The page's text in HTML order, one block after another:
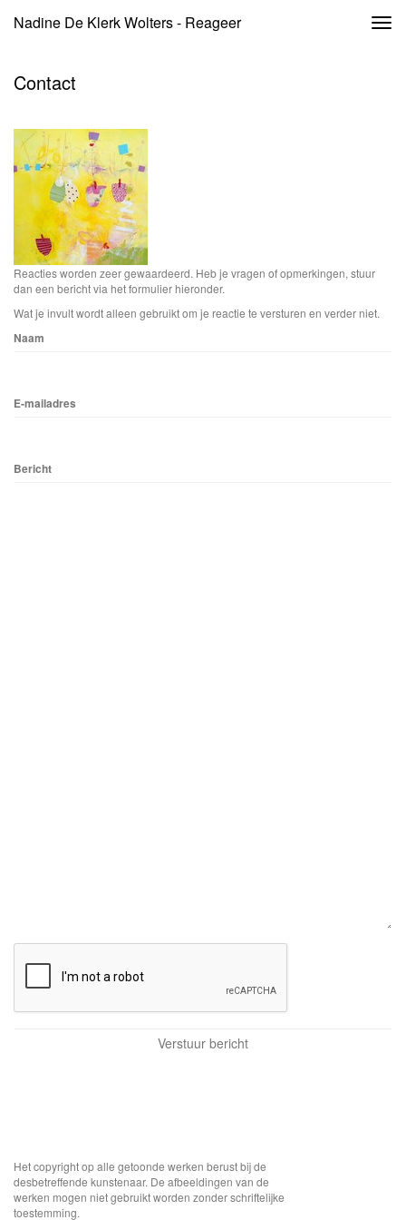
Nadine De Klerk Wolters - Reageer
Contact
Reacties worden zeer gewaardeerd. Heb je vragen of opmerkingen, stuur
dan een bericht via het formulier hieronder.
Wat je invult wordt alleen gebruikt om je reactie te versturen en verder niet.
Naam
E-mailadres
Bericht
Het copyright op alle getoonde werken berust bij de
desbetreffende kunstenaar. De afbeeldingen van de
werken mogen niet gebruikt worden zonder schriftelijke
toestemming.